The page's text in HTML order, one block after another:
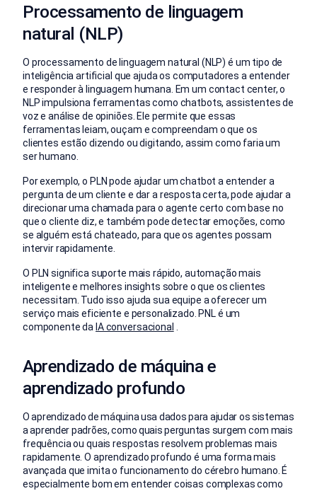
Processamento de linguagem
natural (NLP)
O processamento de linguagem natural (NLP) é um tipo de
inteligência artificial que ajuda os computadores a entender
e responder à linguagem humana. Em um contact center, o
NLP impulsiona ferramentas como chatbots, assistentes de
voz e análise de opiniões. Ele permite que essas
ferramentas leiam, ouçam e compreendam o que os
clientes estão dizendo ou digitando, assim como faria um
ser humano.
Por exemplo, o PLN pode ajudar um chatbot a entender a
pergunta de um cliente e dar a resposta certa, pode ajudar a
direcionar uma chamada para o agente certo com base no
que o cliente diz, e também pode detectar emoções, como
se alguém está chateado, para que os agentes possam
intervir rapidamente.
O PLN significa suporte mais rápido, automação mais
inteligente e melhores insights sobre o que os clientes
necessitam. Tudo isso ajuda sua equipe a oferecer um
serviço mais eficiente e personalizado. PNL é um
componente da IA conversacional
Aprendizado de máquina e
aprendizado profundo
O aprendizado de máquina usa dados para ajudar os sistemas
a aprender padrões, como quais perguntas surgem com mais
frequência ou quais respostas resolvem problemas mais
rapidamente. O aprendizado profundo é uma forma mais
avançada que imita o funcionamento do cérebro humano. É
especialmente bom em entender coisas complexas como